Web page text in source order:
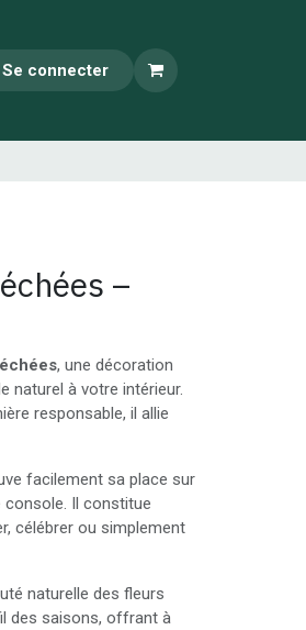
Se connecter
–
, une décoration
naturel à votre intérieur.
responsable, il allie
facilement sa place sur
console. Il constitue
célébrer ou simplement
naturelle des fleurs
des saisons, offrant à